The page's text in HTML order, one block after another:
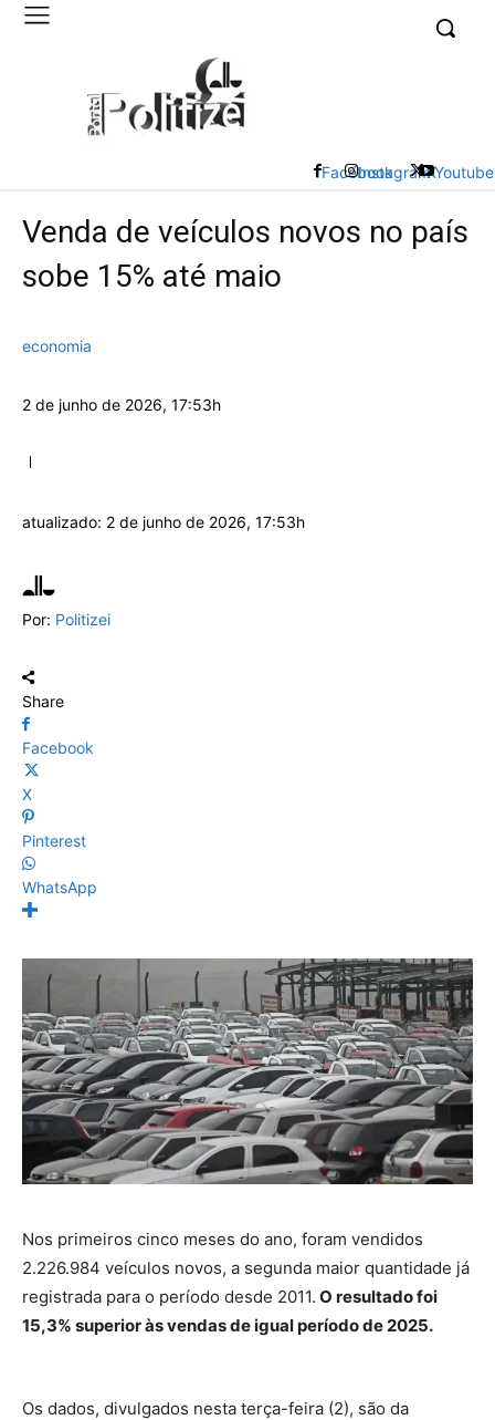
FacebookInstagramXYoutube
Venda de veículos novos no país
sobe 15% até maio
economia
2 de junho de 2026, 17:53h
atualizado: 2 de junho de 2026, 17:53h
Por: Politizei
Share
Facebook
X
Pinterest
WhatsApp
Nos primeiros cinco meses do ano, foram vendidos
2.226.984 veículos novos, a segunda maior quantidade já
registrada para o período desde 2011. O resultado foi
15,3% superior às vendas de igual período de 2025.
Os dados, divulgados nesta terça-feira (2), são da